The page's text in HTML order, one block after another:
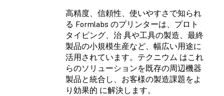
高精度、信頼性、使いやすさで知られ
る Formlabs のプリンターは、プロト
タイピング、治 具や工具の製造、最終
製品の小規模生産など、幅広い用途に
活用されています。テクニウム はこれ
らのソリューションを既存の周辺機器
製品と統合し、お客様の製造課題をよ
り効果的 に解決します。